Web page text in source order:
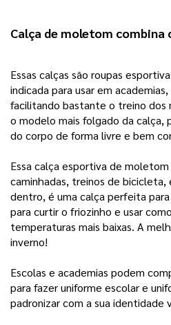
Calça de moletom combina
Essas calças são roupas
indicada para usar em
facilitando bastante o treino dos
o modelo mais folgado da calça,
do corpo de forma livre e bem
Essa calça esportiva de
caminhadas, treinos de
dentro, é uma calça perfeita
para curtir o friozinho e usar
temperaturas mais baixas. A
inverno!
Escolas e academias podem
para fazer uniforme escolar e
padronizar com a sua identidade